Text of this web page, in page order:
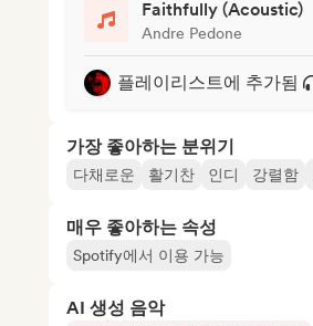
Faithfully (Acoustic)
Andre Pedone
플레이리스트에 추가됨
가장 좋아하는 분위기
다채로운 활기찬 인디 강렬함
매우 좋아하는 속성
Spotify에서 이용 가능
AI 생성 음악